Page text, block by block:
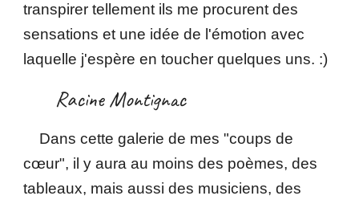
transpirer tellement ils me procurent des
sensations et une idée de l'émotion avec
laquelle j'espère en toucher quelques uns. :)
Racine Montignac
Dans cette galerie de mes "coups de
cœur", il y aura au moins des poèmes, des
tableaux, mais aussi des musiciens, des